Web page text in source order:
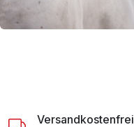
Versandkostenfrei